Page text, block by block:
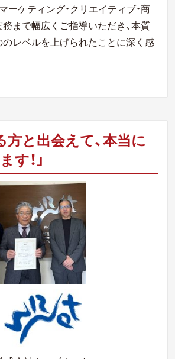
ーケティング・クリエイティブ・商
まで幅広くご指導いただき、本質
レベルを上げられたことに深く感
方と出会えて、本当に
！」